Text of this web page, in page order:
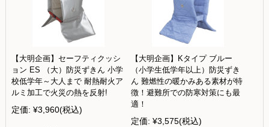
【大明企画】セーフティクッシ
ョン ES （大）防災ずきん 小学
校低学年～大人まで 耐熱耐火ア
ルミ加工で火災の熱を反射!
定価: ¥3,960(税込)
【大明企画】Kタイプ ブルー
（小学生低学年以上）防災ずき
ん 難燃性の暖かみある素材が特
徴！避難所での防寒対策にも最
適！
定価: ¥3,575(税込)